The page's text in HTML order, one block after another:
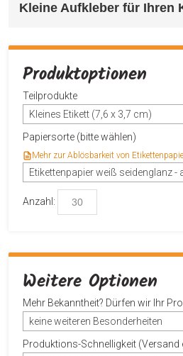
Kleine Aufkleber für Ihren
Produktoptionen
Teilprodukte
Kleines Etikett (7,6 x 3,7 cm)
Papiersorte (bitte wählen)
Mehr zur Ablösbarkeit von
Etikettenpapier weiß seidenglanz -
Anzahl:
Weitere Optionen
Mehr Bekanntheit? Dürfen wir Ihr
keine weiteren Besonderheiten
Produktions-Schnelligkeit (Versand